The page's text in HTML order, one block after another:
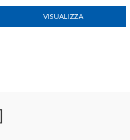
VISUALIZZA